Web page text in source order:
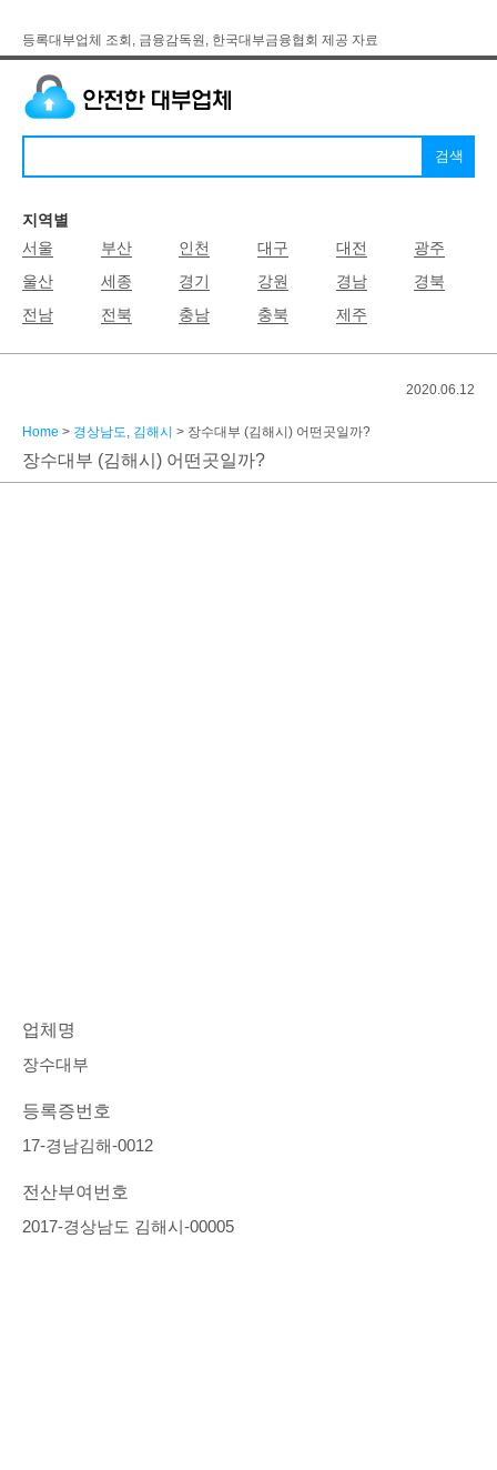
등록대부업체 조회, 금융감독원, 한국대부금융협회 제공 자료
지역별
서울
부산 인천 대구 대전
광주
울산
세종 경기 강원 경남
경북
전남
전북 충남 충북 제주
2020.06.12
Home > 경상남도, 김해시 > 장수대부 (김해시) 어떤곳일까?
장수대부 (김해시) 어떤곳일까?
업체명
장수대부
등록증번호
17-경남김해-0012
전산부여번호
2017-경상남도 김해시-00005